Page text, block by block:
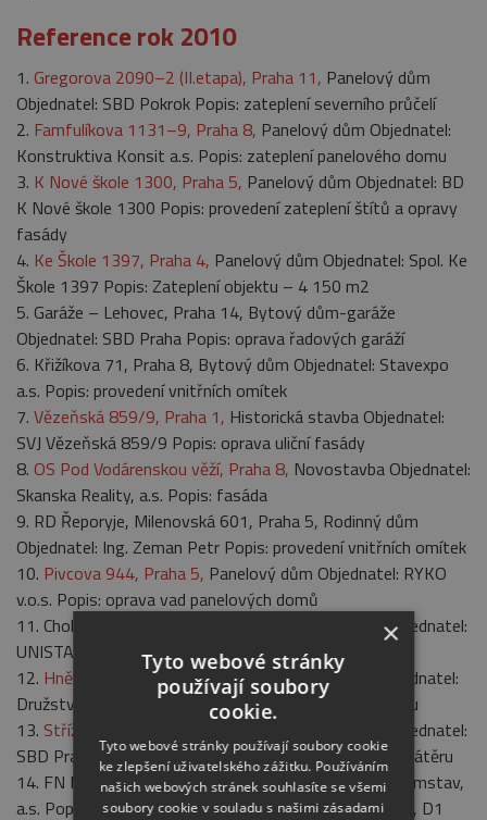
Reference rok 2010
1. Gregorova 2090–2 (II.etapa), Praha 11, Panelový dům
Objednatel: SBD Pokrok Popis: zateplení severního průčelí
2. Famfulíkova 1131–9, Praha 8, Panelový dům Objednatel:
Konstruktiva Konsit a.s. Popis: zateplení panelového domu
3. K Nové škole 1300, Praha 5, Panelový dům Objednatel: BD
K Nové škole 1300 Popis: provedení zateplení štítů a opravy
fasády
4. Ke Škole 1397, Praha 4, Panelový dům Objednatel: Spol. Ke
Škole 1397 Popis: Zateplení objektu – 4 150 m2
5. Garáže – Lehovec, Praha 14, Bytový dům-garáže
Objednatel: SBD Praha Popis: oprava řadových garáží
6. Křižíkova 71, Praha 8, Bytový dům Objednatel: Stavexpo
a.s. Popis: provedení vnitřních omítek
7. Vězeňská 859/9, Praha 1, Historická stavba Objednatel:
SVJ Vězeňská 859/9 Popis: oprava uliční fasády
8. OS Pod Vodárenskou věží, Praha 8, Novostavba Objednatel:
Skanska Reality, a.s. Popis: fasáda
9. RD Řeporyje, Milenovská 601, Praha 5, Rodinný dům
Objednatel: Ing. Zeman Petr Popis: provedení vnitřních omítek
10. Pivcova 944, Praha 5, Panelový dům Objednatel: RYKO
v.o.s. Popis: oprava vad panelových domů
11. Cholupice, Podchýšská, Praha 12, Novostavba Objednatel:
UNISTAV a.s. Popis: provedení vnějších omítek
12. Hněvkovského 1387, Praha 4,Panelový dům Objednatel:
Družstvo Hněvkovského 1387 Popis: zateplení objektu
13. Střížkovská 29a/1 SBD, Praha 8,
Bytový dům Objednatel:
SBD Praha Popis: oprava fasády a provedení nového nátěru
14. FN Motol, Praha 5, Veřejná stavba Objednatel: Průmstav,
a.s. Popis: rekonstrukce a modernizace objektů A, B, D, D1
×
Tyto webové stránky
používají soubory
cookie.
Tyto webové stránky používají soubory cookie
ke zlepšení uživatelského zážitku. Používáním
našich webových stránek souhlasíte se všemi
soubory cookie v souladu s našimi zásadami